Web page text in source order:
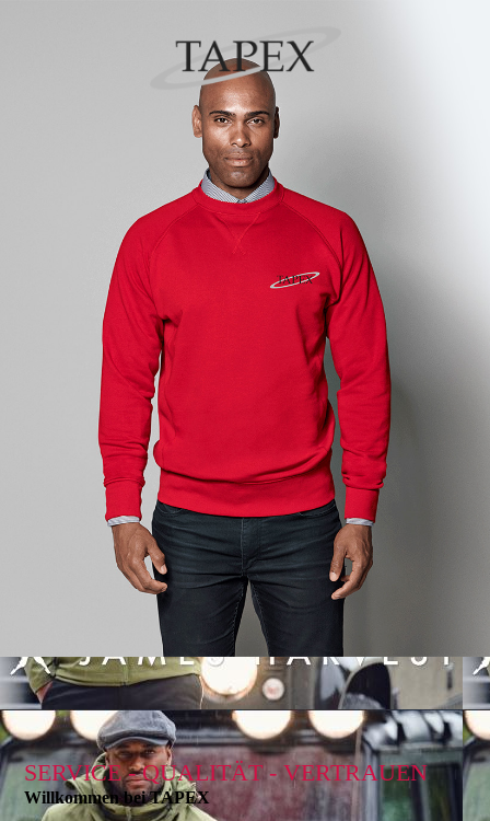
SERVICE - QUALITÄT - VERTRAUEN
Willkommen bei TAPEX